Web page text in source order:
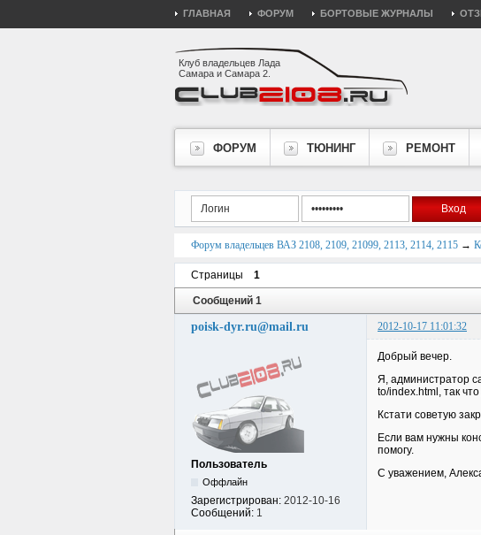
ГЛАВНАЯ ФОРУМ БОРТОВЫЕ ЖУРНАЛЫ
Клуб владельцев Лада
Самара и Самара 2.
ФОРУМ ТЮНИНГ РЕМОНТ
Форум владельцев ВАЗ 2108, 2109, 21099, 2113, 2114, 2115 →
Страницы 1
Сообщений 1
poisk-dyr.ru@mail.ru 2012-10-17 11:01:32
Пользователь
Оффлайн
Зарегистрирован: 2012-10-16
Сообщений: 1
Добрый вечер.
Я, администратор
to/index.html, так
Кстати советую
Если вам нужны
помогу.
С уважением,